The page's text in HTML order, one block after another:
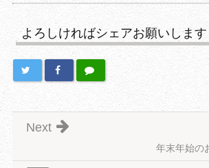
よろしければシェアお願いします
年末年始の
Next